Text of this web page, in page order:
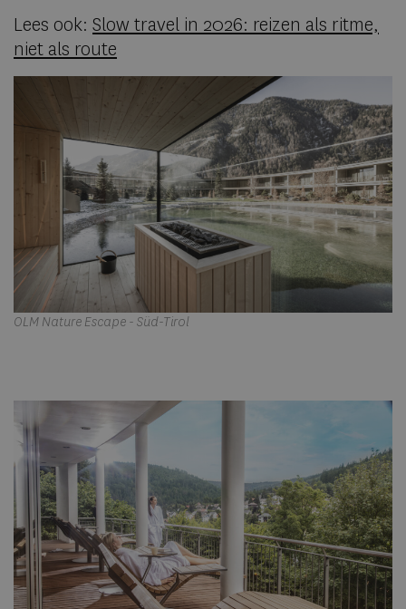
Lees ook: Slow travel in 2026: reizen als ritme,
niet als route
OLM Nature Escape - Süd-Tirol